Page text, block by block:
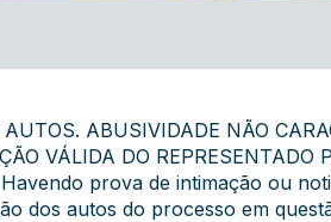
AUTOS. ABUSIVIDADE NÃO
VÁLIDA DO REPRESENTADO
prova de intimação ou
dos autos do processo em